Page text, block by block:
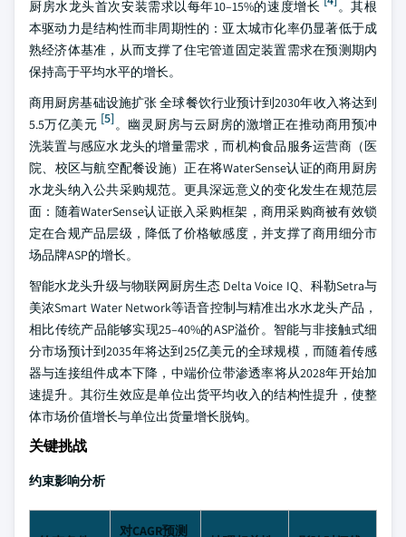
厨房水龙头首次安装需求以每年10–15%的速度增长
。其根
本驱动力是结构性而非周期性的：亚太城市化率仍显著低于成
熟经济体基准，从而支撑了住宅管道固定装置需求在预测期内
保持高于平均水平的增长。
商用厨房基础设施扩张 全球餐饮行业预计到2030年收入将达到
5.5万亿美元 [5]。幽灵厨房与云厨房的激增正在推动商用预冲
洗装置与感应水龙头的增量需求，而机构食品服务运营商（医
院、校区与航空配餐设施）正在将WaterSense认证的商用厨房
水龙头纳入公共采购规范。更具深远意义的变化发生在规范层
面：随着WaterSense认证嵌入采购框架，商用采购商被有效锁
定在合规产品层级，降低了价格敏感度，并支撑了商用细分市
场品牌ASP的增长。
智能水龙头升级与物联网厨房生态 Delta Voice IQ、科勒Setra与
美浓Smart Water Network等语音控制与精准出水水龙头产品，
相比传统产品能够实现25–40%的ASP溢价。智能与非接触式细
分市场预计到2035年将达到25亿美元的全球规模，而随着传感
器与连接组件成本下降，中端价位带渗透率将从2028年开始加
速提升。其衍生效应是单位出货平均收入的结构性提升，使整
体市场价值增长与单位出货量增长脱钩。
关键挑战
约束影响分析
对CAGR预测